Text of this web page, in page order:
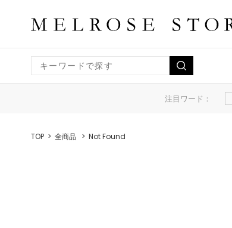
注目ワード：
TOP 全商品 Not Found